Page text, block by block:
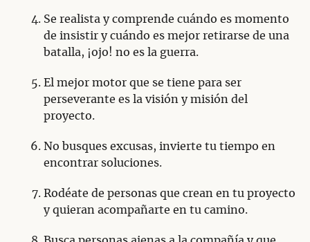
Se realista y comprende cuándo es momento
de insistir y cuándo es mejor retirarse de una
batalla, ¡ojo! no es la guerra.
El mejor motor que se tiene para ser
perseverante es la visión y misión del
proyecto.
No busques excusas, invierte tu tiempo en
encontrar soluciones.
Rodéate de personas que crean en tu proyecto
y quieran acompañarte en tu camino.